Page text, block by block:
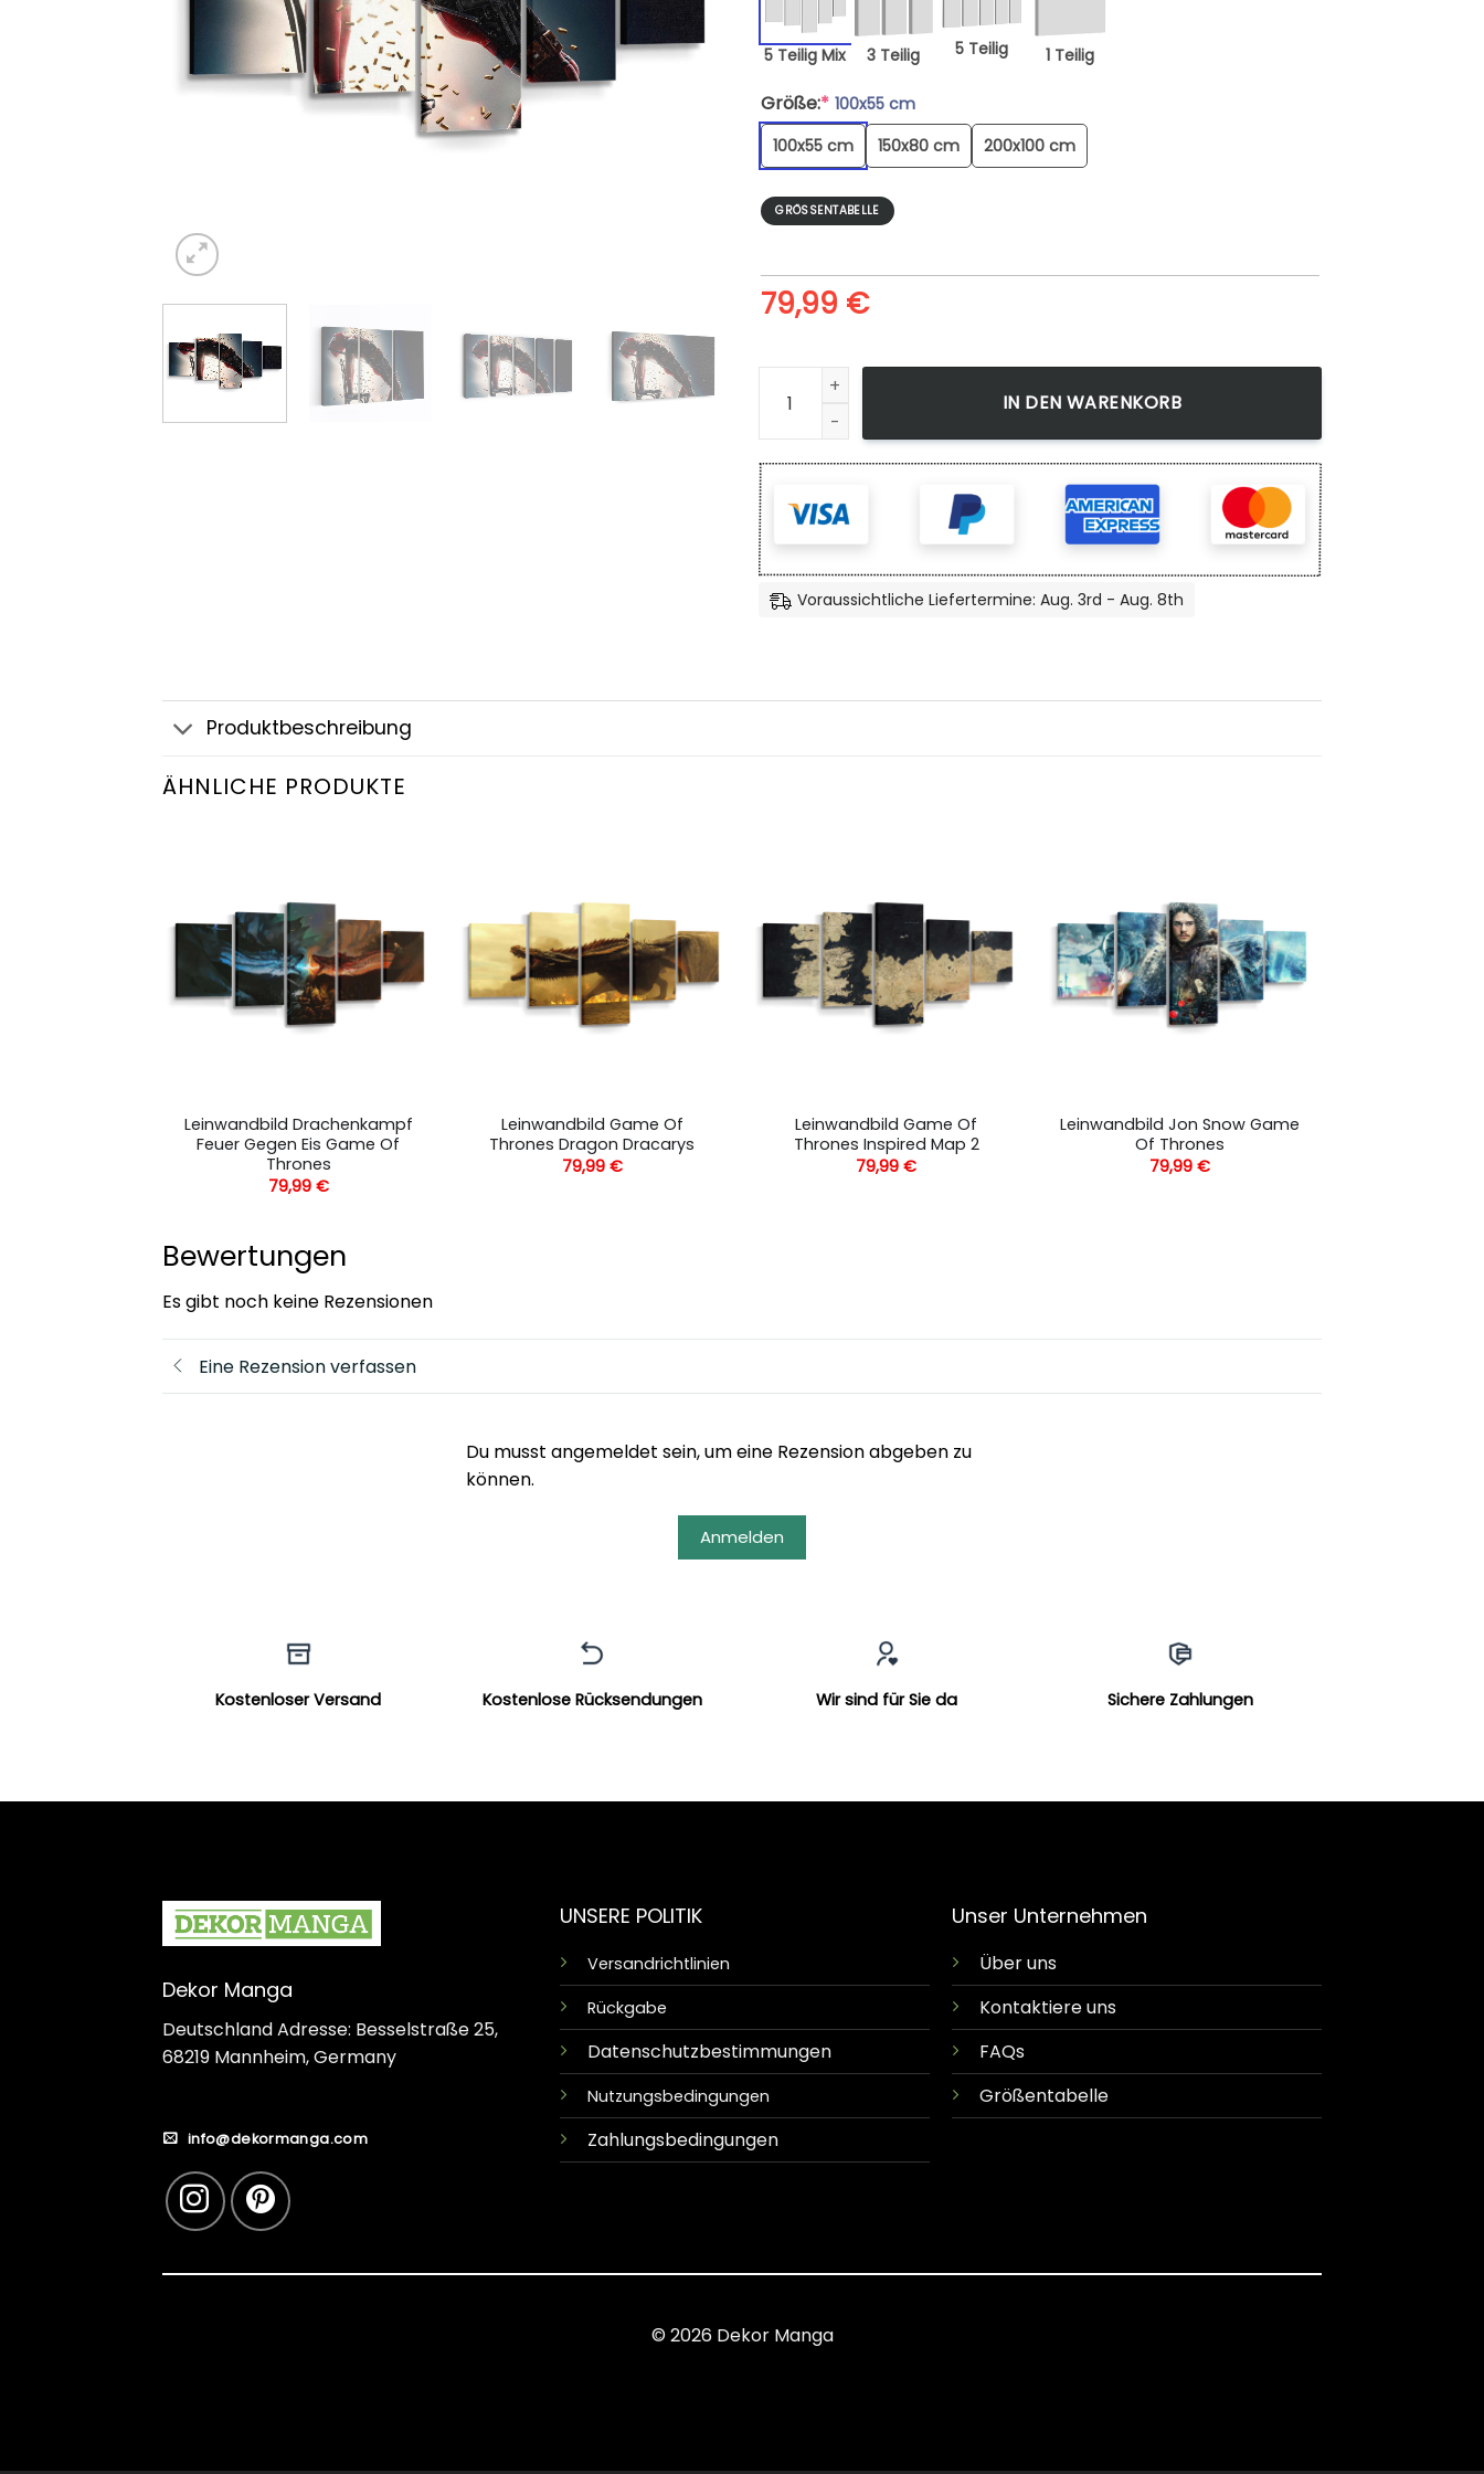
5 Teilig Mix 3 Teilig 5 Teilig 1 Teilig
Größe:* 100x55 cm
100x55 cm
150x80 cm 200x100 cm
GRÖSSENTABELLE
79,99 €
Leinwandbild Deadpool Marvel 7 fertig gerahmt mit Keilrahmen, Kunstdruck auf Wandbild
IN DEN WARENKORB
Voraussichtliche Liefertermine: Aug. 3rd - Aug. 8th
Produktbeschreibung
ÄHNLICHE PRODUKTE
Leinwandbild Drachenkampf
Feuer Gegen Eis Game Of
Thrones
79,99 €
Leinwandbild Game Of
Thrones Dragon Dracarys
79,99 €
Leinwandbild Game Of
Thrones Inspired Map 2
79,99€
Leinwandbild Jon Snow Game
Of Thrones
79,99€
Bewertungen
Es gibt noch keine Rezensionen
Eine Rezension verfassen
Du musst angemeldet sein, um eine Rezension abgeben zu
können.
Anmelden
Kostenloser Versand Kostenlose Rücksendungen Wir sind für Sie da Sichere Zahlungen
Dekor Manga
Deutschland Adresse: Besselstraße 25,
68219 Mannheim, Germany
info@dekormanga.com
UNSERE POLITIK
Versandrichtlinien
Rückgabe
Datenschutzbestimmungen
Nutzungsbedingungen
Zahlungsbedingungen
Unser Unternehmen
Über uns
Kontaktiere uns
FAQs
Größentabelle
© 2026 Dekor Manga